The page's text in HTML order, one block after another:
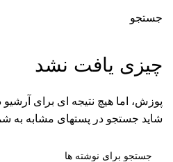
جستجو
چیزی یافت نشد
پوزش، اما هیچ نتیجه ای برای
شاید جستجو در پستهای مشابه به